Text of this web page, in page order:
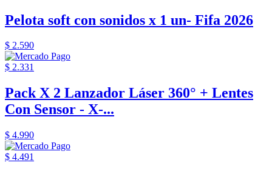
Pelota soft con sonidos x 1 un- Fifa 2026
$ 2.590
$ 2.331
Pack X 2 Lanzador Láser 360° + Lentes
Con Sensor - X-...
$ 4.990
$ 4.491